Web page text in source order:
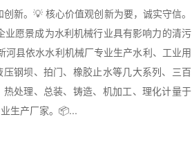
新。💡 核心价值观创新为要，诚实守信。
愿景成为水利机械行业具有影响力的清污
县依水水利机械厂专业生产水利、工业用
钢坝、拍门、橡胶止水等几大系列、三百
处理、总装、铸造、机加工、理化计量于
生产厂家。📦...